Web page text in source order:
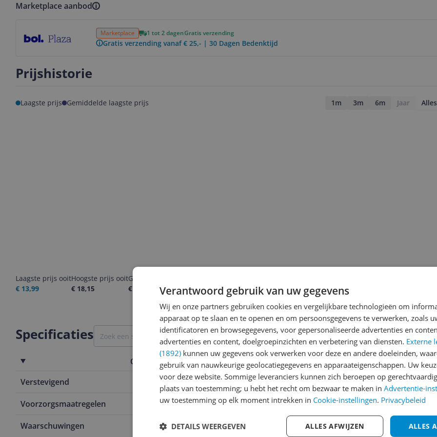
Marketplace aanbod
Marketplace 1 tot 2 dagenGratis verzending
Gratis verzending vanaf € 25,- | 30 Dagen Bedenktijd
Prijshistorie
Laagste prijs Gemiddelde laagste prijs 1m 3m 6m Jaar Alles
Laagste prijs ooit
€ 13,99
Hoogste prijs ooit
€ 18,15
Goedkoopste nu
€ 13,99
08-08-2026
Specificaties
Overige kenmerken
Verstevigend
Nee
Voorzorgsmaatregelen Alleen uitwendig gebruik
Waarschuwingen
Stop direct met het gebruik bij optred
Reviews
Er zijn nog geen
Heb jij dit product in bezit
met het schrijven van je
een review gemiddeld
andere bezoekers een
€250,-!Klik hier voor de
Verantwoord gebruik van uw gegevens
Wij en onze partners gebruiken cookies en vergelijkbare technologieën om
apparaat op te slaan en te openen en om persoonsgegevens te verwerken, zoals
identificatoren en browsegegevens, voor gepersonaliseerde advertenties en
advertenties en content, doelgroepinzichten en verbetering van diensten. Externe
(1892) kunnen uw gegevens ook verwerken voor deze en andere doeleinden,
gebruik van nauwkeurige geolocatiegegevens en apparaateigenschappen. Uw
voor deze website. Sommige leveranciers kunnen zich beroepen op
plaats van toestemming; u hebt het recht om bezwaar te maken in Advertentie-
uw toestemming op elk moment intrekken in Cookie-instellingen. Privacybeleid
ALLES
ALLES AFWIJZEN
DETAILS WEERGEVEN